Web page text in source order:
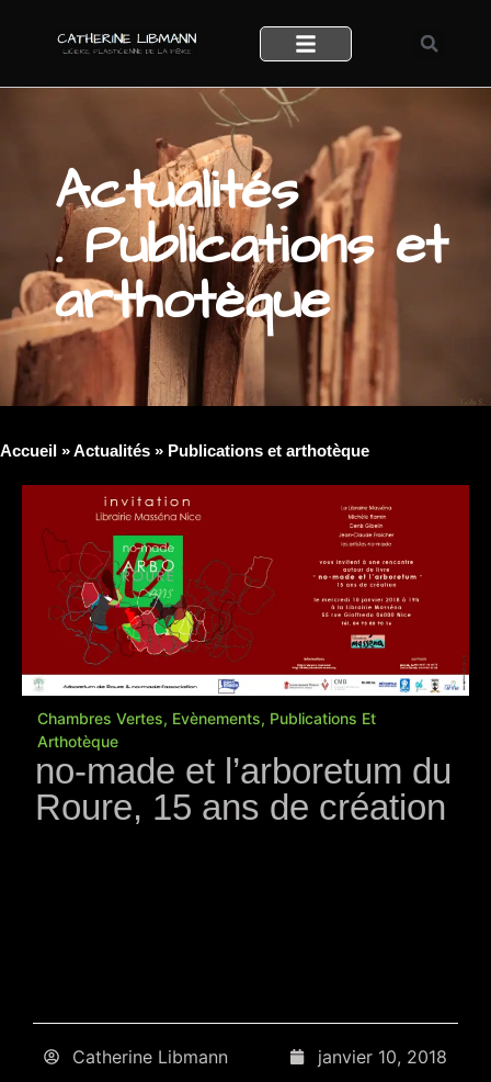
Actualités
. Publications et
arthotèque
Accueil »Actualités » Publications et arthotèque
Chambres Vertes, Evènements, Publications Et
Arthotèque
no-made et l’arboretum du
Roure, 15 ans de création
Catherine Libmann janvier 10, 2018